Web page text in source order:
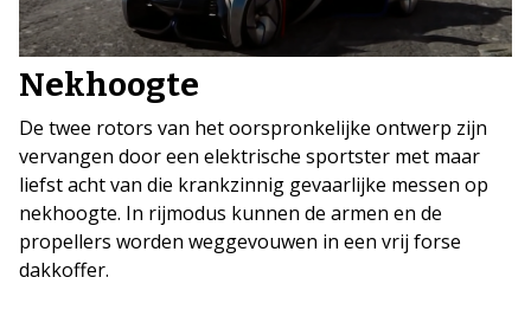
Nekhoogte
De twee rotors van het oorspronkelijke ontwerp zijn
vervangen door een elektrische sportster met maar
liefst acht van die krankzinnig gevaarlijke messen op
nekhoogte. In rijmodus kunnen de armen en de
propellers worden weggevouwen in een vrij forse
dakkoffer.